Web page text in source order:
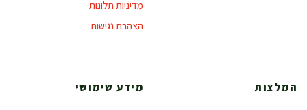
מדיניות תלונות
הצהרת נגישות
המלצות מידע שימושי